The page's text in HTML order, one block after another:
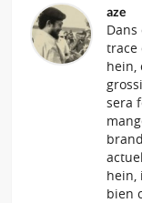
aze
Dans
trace
hein,
sera
hein,
bien